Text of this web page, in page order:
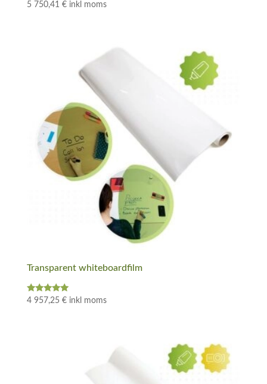
Betygsatt
5 750,41 € inkl moms
Transparent whiteboardfilm
Betygsatt
4 957,25 € inkl moms